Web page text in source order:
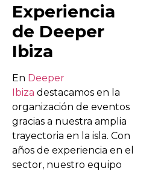
Experiencia
de Deeper
Ibiza
En Deeper
Ibiza destacamos en la
organización de eventos
gracias a nuestra amplia
trayectoria en la isla. Con
años de experiencia en el
sector, nuestro equipo